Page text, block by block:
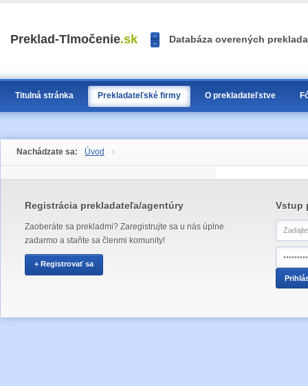
Preklad-Tlmočenie.sk Databáza overených
<<
>>
Titulná stránka Prekladateľské firmy O prekladateľstve
Nachádzate sa: Úvod
Registrácia prekladateľa/agentúry
Zaoberáte sa prekladmi? Zaregistrujte sa u nás úplne
zadarmo a staňte sa členmi komunity!
+ Registrovať sa
Vstup